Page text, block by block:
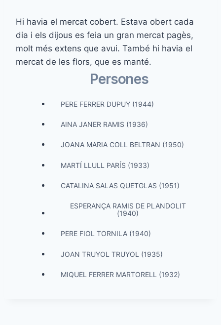
Hi havia el mercat cobert. Estava obert cada
dia i els dijous es feia un gran mercat pagès,
molt més extens que avui. També hi havia el
mercat de les flors, que es manté.
Persones
PERE FERRER DUPUY (1944)
AINA JANER RAMIS (1936)
JOANA MARIA COLL BELTRAN (1950)
MARTÍ LLULL PARÍS (1933)
CATALINA SALAS QUETGLAS (1951)
ESPERANÇA RAMIS DE PLANDOLIT
(1940)
PERE FIOL TORNILA (1940)
JOAN TRUYOL TRUYOL (1935)
MIQUEL FERRER MARTORELL (1932)